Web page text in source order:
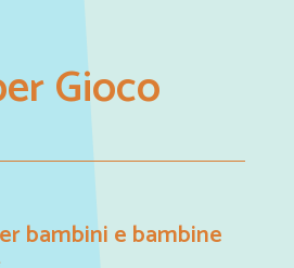
Gioco
bambini e bambine